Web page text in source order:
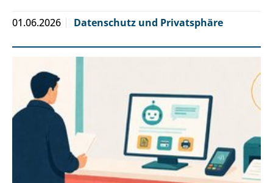
01.06.2026 Datenschutz und Privatsphäre